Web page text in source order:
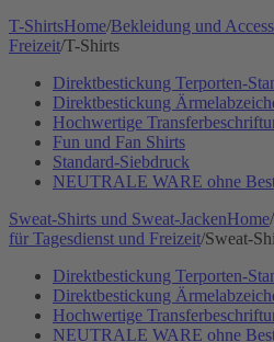
T-ShirtsHome/Bekleidung und
Freizeit/T-Shirts
Direktbestickung Terporten-
Direktbestickung
Hochwertige
Fun und Fan Shirts
Standard-Siebdruck
NEUTRALE WARE ohne
Sweat-Shirts und Sweat-JackenHome/
für Tagesdienst und Freizeit/Sweat-
Direktbestickung Terporten-
Direktbestickung
Hochwertige
NEUTRALE WARE ohne